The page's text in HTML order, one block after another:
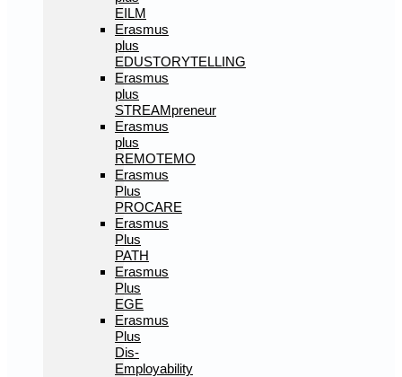
EILM
Erasmus
plus
EDUSTORYTELLING
Erasmus
plus
STREAMpreneur
Erasmus
plus
REMOTEMO
Erasmus
Plus
PROCARE
Erasmus
Plus
PATH
Erasmus
Plus
EGE
Erasmus
Plus
Dis-
Employability